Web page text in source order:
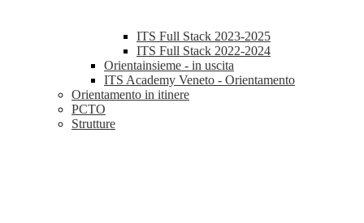
ITS Full Stack 2023-2025
ITS Full Stack 2022-2024
Orientainsieme - in uscita
ITS Academy Veneto - Orientamento
Orientamento in itinere
PCTO
Strutture